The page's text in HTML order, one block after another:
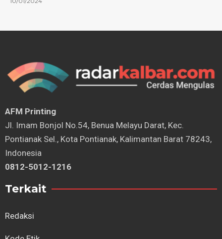
AFM Printing
⁠Jl. Imam Bonjol No.54, Benua Melayu Darat, Kec.
Pontianak Sel., Kota Pontianak, Kalimantan Barat 78243,
Indonesia
0812-5012-1216
Terkait
Redaksi